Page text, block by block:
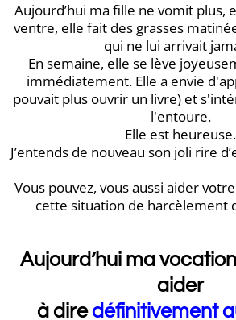
Aujourd’hui ma fille ne vomit plus,
ventre, elle fait des grasses
qui ne lui arrivait
En semaine, elle se lève
immédiatement. Elle a envie
pouvait plus ouvrir un livre) et
l'entoure.
Elle est heureuse.
J’entends de nouveau son joli rire
Vous pouvez, vous aussi aider
cette situation de harcèlement
Aujourd’hui ma
aider
à diredéfinitivement